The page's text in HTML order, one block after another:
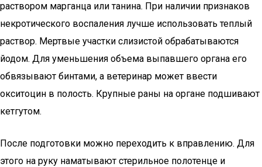
раствором марганца или танина. При наличии признаков
некротического воспаления лучше использовать теплый
раствор. Мертвые участки слизистой обрабатываются
йодом. Для уменьшения объема выпавшего органа его
обвязывают бинтами, а ветеринар может ввести
окситоцин в полость. Крупные раны на органе подшивают
кетгутом.
После подготовки можно переходить к вправлению. Для
этого на руку наматывают стерильное полотенце и